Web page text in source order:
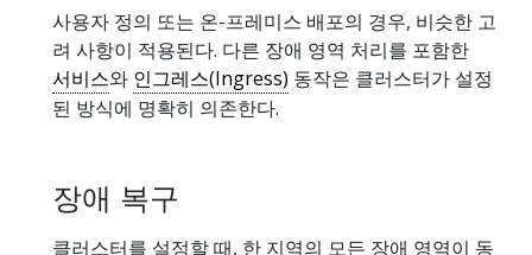
사용자 정의 또는 온-프레미스 배포의 경우, 비슷한 고
려 사항이 적용된다. 다른 장애 영역 처리를 포함한
서비스와 인그레스(Ingress) 동작은 클러스터가 설정
된 방식에 명확히 의존한다.
장애 복구
클러스터를 설정할 때, 한 지역의 모든 장애 영역이 동